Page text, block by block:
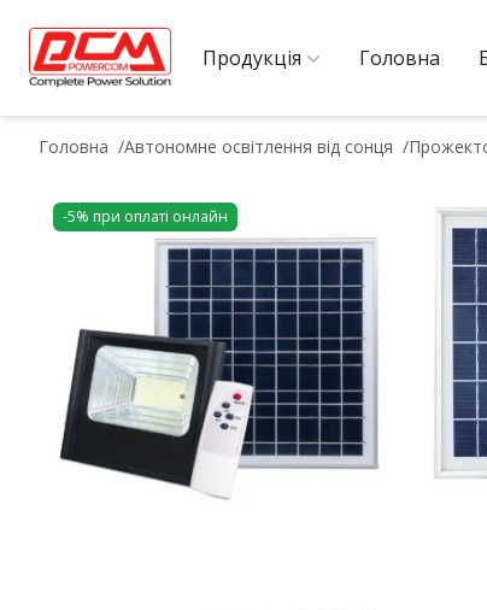
Продукція Головна
Головна Автономне освітлення від сонця
-5% при оплаті онлайн